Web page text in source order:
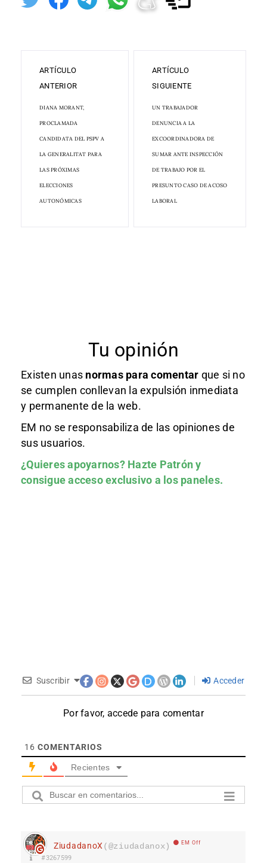
ARTÍCULO
ANTERIOR
DIANA MORANT,
PROCLAMADA
CANDIDATA DEL PSPV A
LA GENERALITAT PARA
LAS PRÓXIMAS
ELECCIONES
AUTONÓMICAS
ARTÍCULO
SIGUIENTE
UN TRABAJADOR
DENUNCIA A LA
EXCOORDINADORA DE
SUMAR ANTE INSPECCIÓN
DE TRABAJO POR EL
PRESUNTO CASO DE ACOSO
LABORAL
Tu opinión
Existen unas normas para comentar que si no
se cumplen conllevan la expulsión inmediata
y permanente de la web.
EM no se responsabiliza de las opiniones de
sus usuarios.
¿Quieres apoyarnos? Hazte Patróny
consigue acceso exclusivo a los paneles.
Suscribir Acceder
Por favor, accede para comentar
16 COMENTARIOS
Recientes
ZiudadanoX (@ziudadanox) EM Off
#3267599